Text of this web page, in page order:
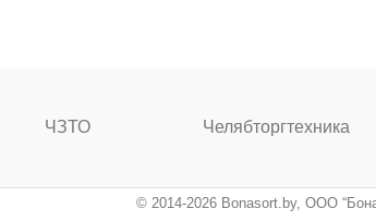
ЧЗТО Челябторгтехника
© 2014-2026 Bonasort.by, ООО